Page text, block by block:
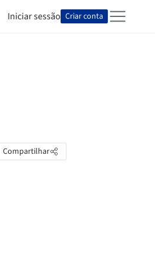
Iniciar sessão Criar conta
Compartilhar